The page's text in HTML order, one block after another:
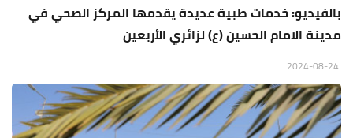
بالفيديو: خدمات طبية عديدة يقدمها المركز الصحي في
مدينة الامام الحسين (ع) لزائري الأربعين